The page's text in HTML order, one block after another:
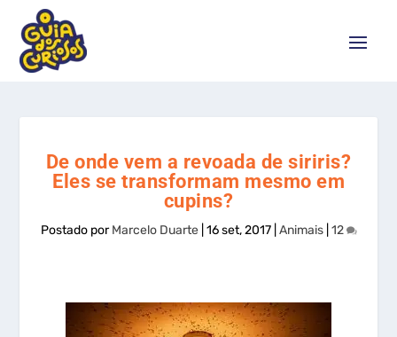
De onde vem a revoada de siriris?
Eles se transformam mesmo em
cupins?
Postado porMarcelo Duarte| 16 set, 2017| Animais| 12